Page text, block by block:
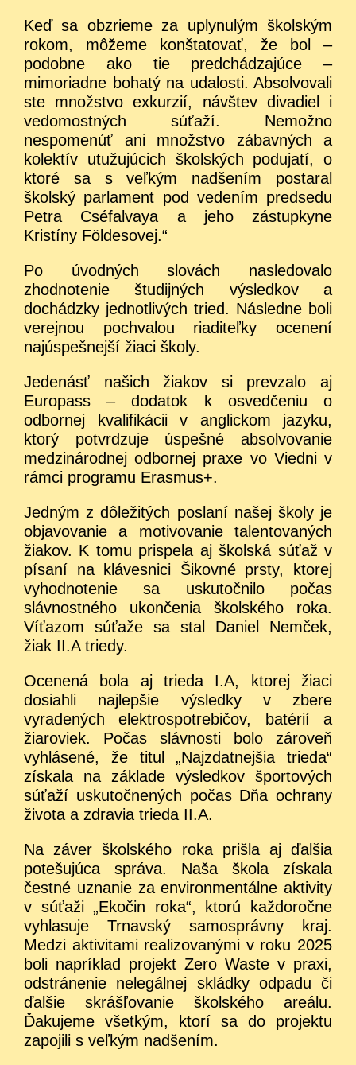
Keď sa obzrieme za uplynulým školským
rokom, môžeme konštatovať, že bol –
podobne ako tie predchádzajúce –
mimoriadne bohatý na udalosti. Absolvovali
ste množstvo exkurzií, návštev divadiel i
vedomostných súťaží. Nemožno
nespomenúť ani množstvo zábavných a
kolektív utužujúcich školských podujatí, o
ktoré sa s veľkým nadšením postaral
školský parlament pod vedením predsedu
Petra Cséfalvaya a jeho zástupkyne
Kristíny Földesovej.“
Po úvodných slovách nasledovalo
zhodnotenie študijných výsledkov a
dochádzky jednotlivých tried. Následne boli
verejnou pochvalou riaditeľky ocenení
najúspešnejší žiaci školy.
Jedenásť našich žiakov si prevzalo aj
Europass – dodatok k osvedčeniu o
odbornej kvalifikácii v anglickom jazyku,
ktorý potvrdzuje úspešné absolvovanie
medzinárodnej odbornej praxe vo Viedni v
rámci programu Erasmus+.
Jedným z dôležitých poslaní našej školy je
objavovanie a motivovanie talentovaných
žiakov. K tomu prispela aj školská súťaž v
písaní na klávesnici Šikovné prsty, ktorej
vyhodnotenie sa uskutočnilo počas
slávnostného ukončenia školského roka.
Víťazom súťaže sa stal Daniel Nemček,
žiak II.A triedy.
Ocenená bola aj trieda I.A, ktorej žiaci
dosiahli najlepšie výsledky v zbere
vyradených elektrospotrebičov, batérií a
žiaroviek. Počas slávnosti bolo zároveň
vyhlásené, že titul „Najzdatnejšia trieda“
získala na základe výsledkov športových
súťaží uskutočnených počas Dňa ochrany
života a zdravia trieda II.A.
Na záver školského roka prišla aj ďalšia
potešujúca správa. Naša škola získala
čestné uznanie za environmentálne aktivity
v súťaži „Ekočin roka“, ktorú každoročne
vyhlasuje Trnavský samosprávny kraj.
Medzi aktivitami realizovanými v roku 2025
boli napríklad projekt Zero Waste v praxi,
odstránenie nelegálnej skládky odpadu či
ďalšie skrášľovanie školského areálu.
Ďakujeme všetkým, ktorí sa do projektu
zapojili s veľkým nadšením.